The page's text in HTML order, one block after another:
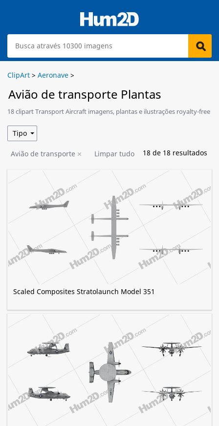
ClipArt > Aeronave >
Avião de transporte Plantas
18 clipart Transport Aircraft imagens, plantas e ilustrações royalty-free
Avião de transporte Limpar tudo 18 de 18 resultados
Scaled Composites Stratolaunch Model 351
Tipo